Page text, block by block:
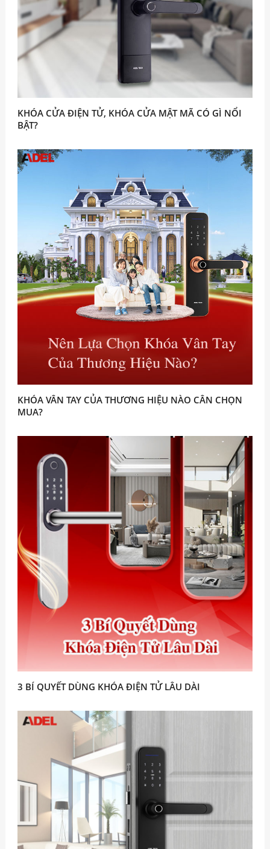
KHÓA CỬA ĐIỆN TỬ, KHÓA CỬA MẬT MÃ CÓ GÌ NỔI
BẬT?
KHÓA VÂN TAY CỦA THƯƠNG HIỆU NÀO CÂN CHỌN
MUA?
3 BÍ QUYẾT DÙNG KHÓA ĐIỆN TỬ LÂU DÀI